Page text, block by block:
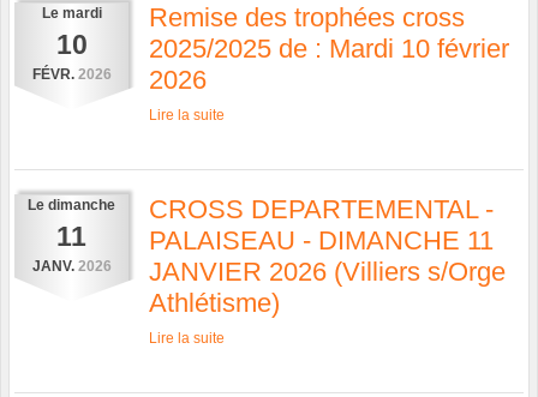
Le mardi
10
FÉVR. 2026
Remise des trophées cross
2025/2025 de : Mardi 10 février
2026
Lire la suite
Le dimanche
11
JANV. 2026
CROSS DEPARTEMENTAL -
PALAISEAU - DIMANCHE 11
JANVIER 2026 (Villiers s/Orge
Athlétisme)
Lire la suite